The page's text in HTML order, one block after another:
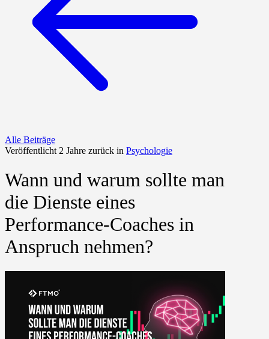
Alle Beiträge
Veröffentlicht 2 Jahre zurück in Psychologie
Wann und warum sollte man
die Dienste eines
Performance-Coaches in
Anspruch nehmen?